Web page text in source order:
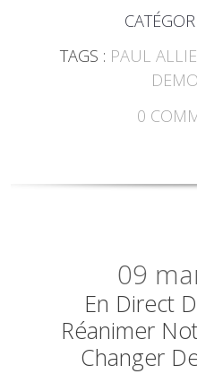
TAGS : PAUL
0
09
En Direct
Réanimer
Changer